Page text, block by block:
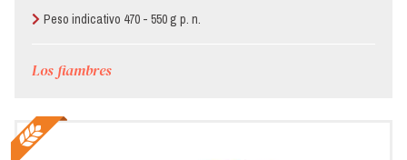
Peso indicativo 470 - 550 g p. n.
Los fiambres